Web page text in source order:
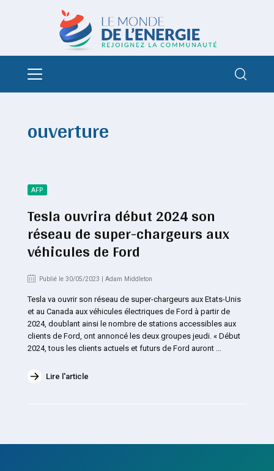
ouverture
AFP
Tesla ouvrira début 2024 son
réseau de super-chargeurs aux
véhicules de Ford
Publié le 30/05/2023 | Adam Middleton
Tesla va ouvrir son réseau de super-chargeurs aux Etats-Unis
et au Canada aux véhicules électriques de Ford à partir de
2024, doublant ainsi le nombre de stations accessibles aux
clients de Ford, ont annoncé les deux groupes jeudi. « Début
2024, tous les clients actuels et futurs de Ford auront ...
Lire l'article